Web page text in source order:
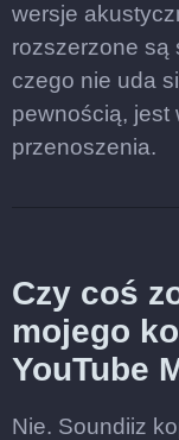
wersje
rozszerzone są
czego nie uda
pewnością, jest
przenoszenia.
Czy coś
mojego
YouTube
Nie. Soundiiz